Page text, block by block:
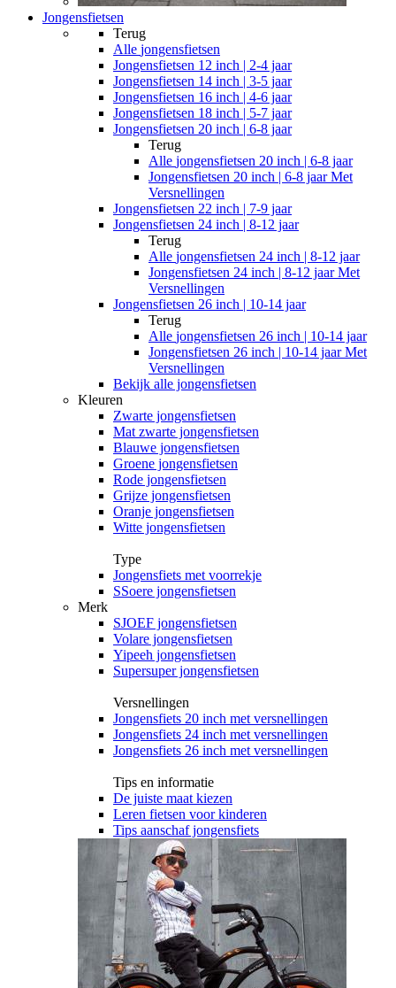
Jongensfietsen
Terug
Alle jongensfietsen
Jongensfietsen 12 inch | 2-4 jaar
Jongensfietsen 14 inch | 3-5 jaar
Jongensfietsen 16 inch | 4-6 jaar
Jongensfietsen 18 inch | 5-7 jaar
Jongensfietsen 20 inch | 6-8 jaar
Terug
Alle jongensfietsen 20 inch | 6-8 jaar
Jongensfietsen 20 inch | 6-8 jaar Met
Versnellingen
Jongensfietsen 22 inch | 7-9 jaar
Jongensfietsen 24 inch | 8-12 jaar
Terug
Alle jongensfietsen 24 inch | 8-12 jaar
Jongensfietsen 24 inch | 8-12 jaar Met
Versnellingen
Jongensfietsen 26 inch | 10-14 jaar
Terug
Alle jongensfietsen 26 inch | 10-14 jaar
Jongensfietsen 26 inch | 10-14 jaar Met
Versnellingen
Bekijk alle jongensfietsen
Kleuren
Zwarte jongensfietsen
Mat zwarte jongensfietsen
Blauwe jongensfietsen
Groene jongensfietsen
Rode jongensfietsen
Grijze jongensfietsen
Oranje jongensfietsen
Witte jongensfietsen
Type
Jongensfiets met voorrekje
SSoere jongensfietsen
Merk
SJOEF jongensfietsen
Volare jongensfietsen
Yipeeh jongensfietsen
Supersuper jongensfietsen
Versnellingen
Jongensfiets 20 inch met versnellingen
Jongensfiets 24 inch met versnellingen
Jongensfiets 26 inch met versnellingen
Tips en informatie
De juiste maat kiezen
Leren fietsen voor kinderen
Tips aanschaf jongensfiets